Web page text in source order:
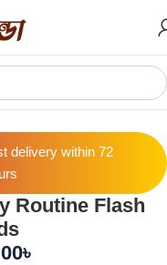
delivery within 72
Routine Flash
৳